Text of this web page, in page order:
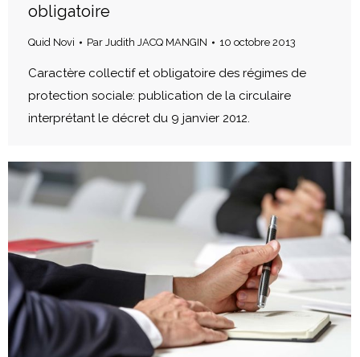
obligatoire
Quid Novi Par Judith JACQ MANGIN 10 octobre 2013
Caractère collectif et obligatoire des régimes de
protection sociale: publication de la circulaire
interprétant le décret du 9 janvier 2012.